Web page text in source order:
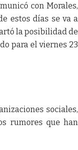
con Morales,
estos días se va a
la posibilidad de
para el viernes 23
sociales,
rumores que han